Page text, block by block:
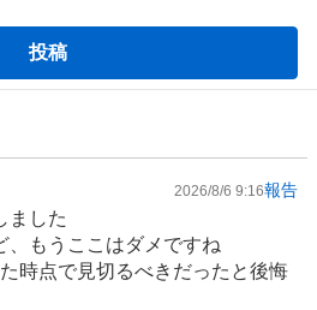
投稿
2026/8/6 9:16報告
ました
、もうここはダメですね
時点で見切るべきだったと後悔